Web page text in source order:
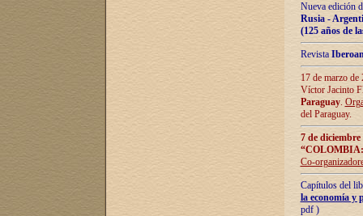
Nueva edición
Rusia -
(125 años de
Revista
17 de marzo
Víctor Jacinto
Paraguay.
del Paraguay.
7 de
Co-
Capítulos del
la economía y
pdf )